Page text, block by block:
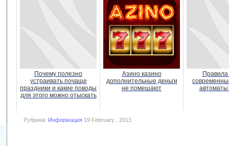
Почему полезно
устраивать почаще
праздники и какие поводы
для этого можно отыскать
Азино казино
дополнительные деньги
не помешают
Правила
Рубрика: Информация 19 February , 2013